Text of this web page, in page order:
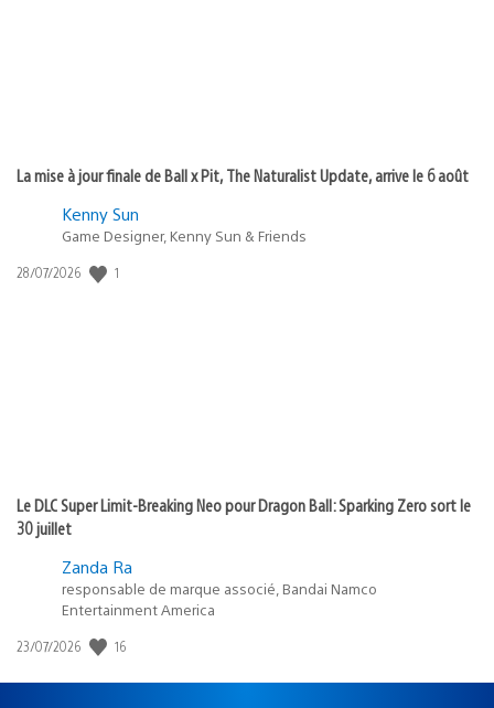
La mise à jour finale de Ball x Pit, The Naturalist Update, arrive le 6 août
Kenny Sun
Game Designer, Kenny Sun & Friends
Date
28/07/2026 1
Le DLC Super Limit-Breaking Neo pour Dragon Ball: Sparking Zero sort le
30 juillet
Zanda Ra
responsable de marque associé, Bandai Namco
Entertainment America
Date
publication
23/07/2026 16